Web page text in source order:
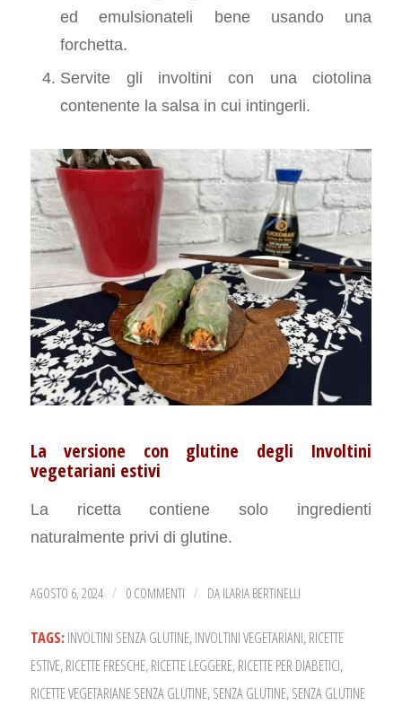
ed emulsionateli bene usando una
forchetta.
Servite gli involtini con una ciotolina
contenente la salsa in cui intingerli.
La versione con glutine degli Involtini
vegetariani estivi
La ricetta contiene solo ingredienti
naturalmente privi di glutine.
AGOSTO 6, 2024 / 0 COMMENTI / DA ILARIA BERTINELLI
TAGS:INVOLTINI SENZA GLUTINE,INVOLTINI VEGETARIANI,RICETTE
ESTIVE,RICETTE FRESCHE,RICETTE LEGGERE,RICETTE PER DIABETICI,
RICETTE VEGETARIANE SENZA GLUTINE,SENZA GLUTINE,SENZA GLUTINE